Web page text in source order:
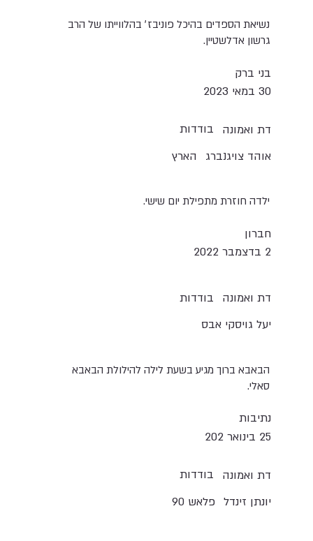
נשיאת הספדים בהיכל פוניבז׳ בהלווייתו של הרב
גרשון אדלשטיין.
בני ברק
30 במאי 2023
בודדות
דת ואמונה
הארץ
אוהד צויגנברג
ילדה חוזרת מתפילת יום שישי.
חברון
2 בדצמבר 2022
בודדות
דת ואמונה
יעל גויסקי אבס
הבאבא ברוך מגיע בשעת לילה להילולת הבאבא
סאלי.
נתיבות
25 בינואר 202
בודדות
דת ואמונה
פלאש 90 יונתן זינדל